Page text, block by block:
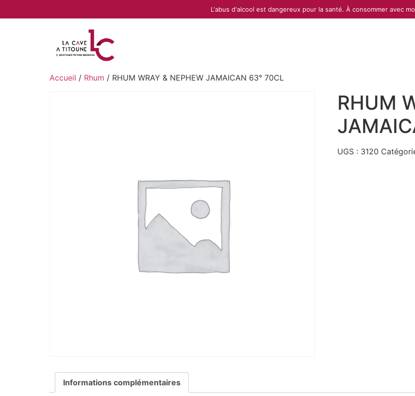
Accueil / Rhum / RHUM WRAY & NEPHEW JAMAICAN 63° 70CL
RHUM
UGS : 3120
Informations complémentaires
L'abus d'alcool est dangereux pour la santé. À consommer avec